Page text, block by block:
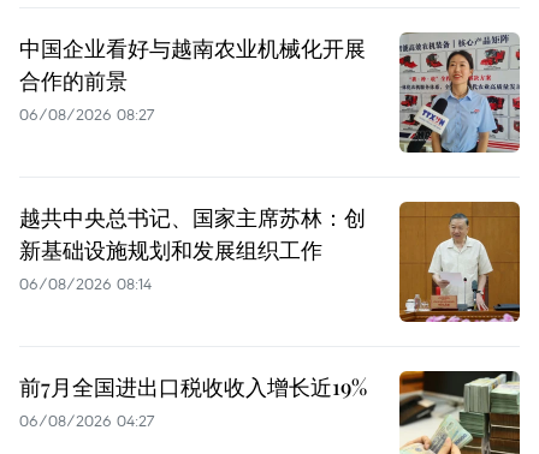
中国企业看好与越南农业机械化开展
合作的前景
06/08/2026 08:27
越共中央总书记、国家主席苏林：创
新基础设施规划和发展组织工作
06/08/2026 08:14
前7月全国进出口税收收入增长近19%
06/08/2026 04:27